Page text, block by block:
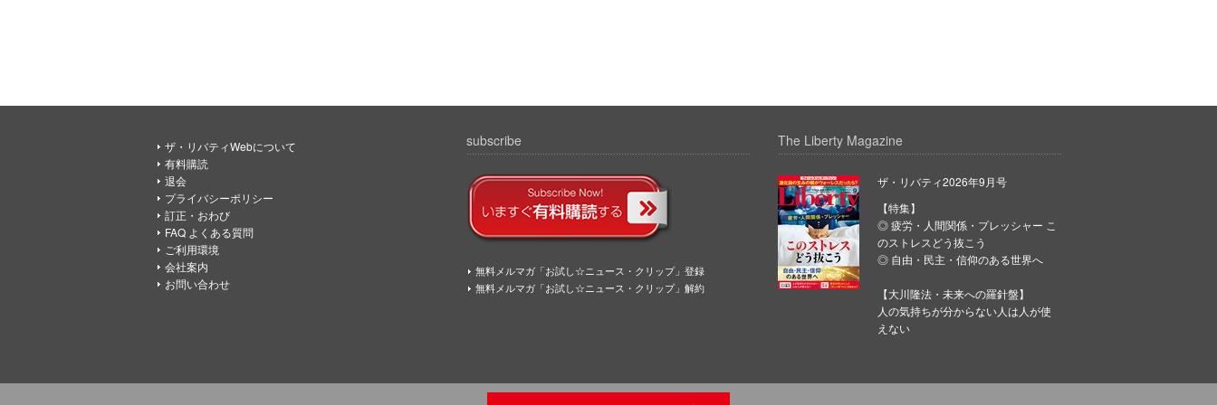
ザ・リバティWebについて
有料購読
退会
プライバシーポリシー
訂正・おわび
FAQ よくある質問
ご利用環境
会社案内
お問い合わせ
subscribe
無料メルマガ「お試し☆ニュース・クリップ」登録
無料メルマガ「お試し☆ニュース・クリップ」解約
The Liberty Magazine
ザ・リバティ2026年9月号
【特集】
◎ 疲労・人間関係・プレッシャー こ
のストレスどう抜こう
◎ 自由・民主・信仰のある世界へ
【大川隆法・未来への羅針盤】
人の気持ちが分からない人は人が使
えない